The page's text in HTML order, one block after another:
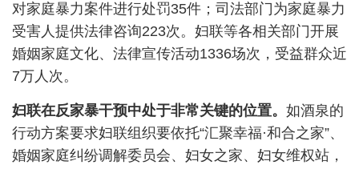
对家庭暴力案件进行处罚35件；司法部门为家庭暴力
受害人提供法律咨询223次。妇联等各相关部门开展
婚姻家庭文化、法律宣传活动1336场次，受益群众近
7万人次。
妇联在反家暴干预中处于非常关键的位置。 如酒泉的
行动方案要求妇联组织要依托“汇聚幸福·和合之家”、
婚姻家庭纠纷调解委员会、妇女之家、妇女维权站，